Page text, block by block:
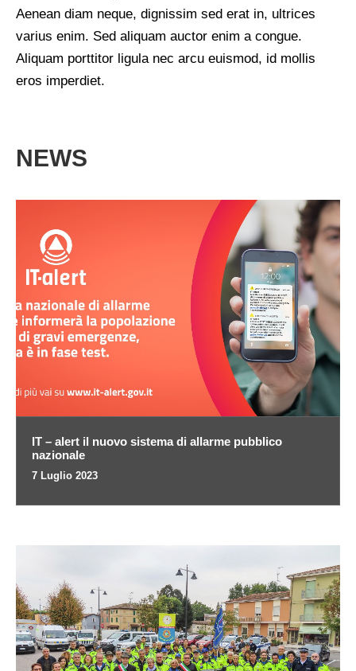
Aenean diam neque, dignissim sed erat in, ultrices
varius enim. Sed aliquam auctor enim a congue.
Aliquam porttitor ligula nec arcu euismod, id mollis
eros imperdiet.
NEWS
IT – alert il nuovo sistema di allarme pubblico
nazionale
7 Luglio 2023